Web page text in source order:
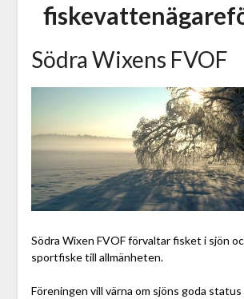
Södra Wixens FVOF
Södra Wixen FVOF förvaltar fisket i sjön
sportfiske till allmänheten.
Föreningen vill värna om sjöns goda